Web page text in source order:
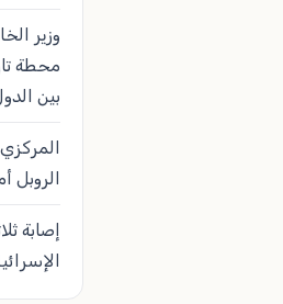
وزير
محطة
بين
الروبل
إصابة